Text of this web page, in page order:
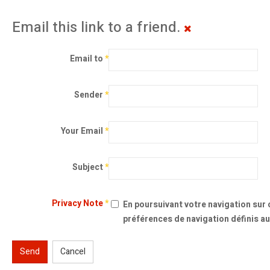
Email this link to a friend.
Email to*
Sender*
Your Email*
Subject*
Privacy Note*
En poursuivant votre navigation
préférences de navigation définis
Send Cancel